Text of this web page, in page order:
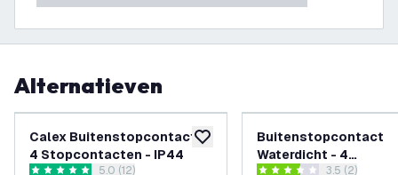
Alternatieven
toevoegen aan verlanglijst
Calex Buitenstopcontact -
4 Stopcontacten - IP44
5.0 (12)
Buitenstopcontact
Waterdicht - 4
3.5 (2)